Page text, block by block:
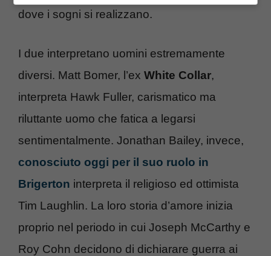
dove i sogni si realizzano.
I due interpretano uomini estremamente
diversi. Matt Bomer, l’ex White Collar,
interpreta Hawk Fuller, carismatico ma
riluttante uomo che fatica a legarsi
sentimentalmente. Jonathan Bailey, invece,
conosciuto oggi per il suo ruolo in
Brigerton interpreta il religioso ed ottimista
Tim Laughlin. La loro storia d’amore inizia
proprio nel periodo in cui Joseph McCarthy e
Roy Cohn decidono di dichiarare guerra ai